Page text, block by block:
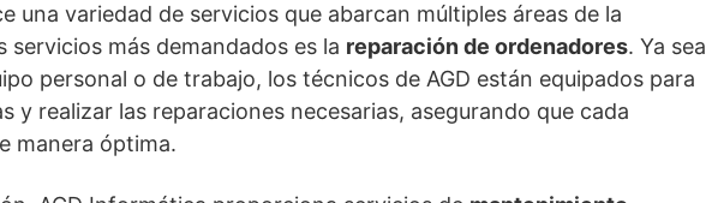
una variedad de servicios que abarcan múltiples áreas de la
servicios más demandados es la reparación de ordenadores. Ya sea
personal o de trabajo, los técnicos de AGD están equipados para
y realizar las reparaciones necesarias, asegurando que cada
manera óptima.